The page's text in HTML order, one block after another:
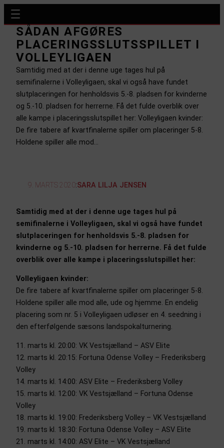
SÅDAN AFGØRES
PLACERINGSSLUTSSPILLET I
VOLLEYLIGAEN
Samtidig med at der i denne uge tages hul på
semifinalerne i Volleyligaen, skal vi også have fundet
slutplaceringen for henholdsvis 5.-8. pladsen for kvinderne
og 5.-10. pladsen for herrerne. Få det fulde overblik over
alle kampe i placeringsslutspillet her: Volleyligaen kvinder:
De fire tabere af kvartfinalerne spiller om placeringer 5-8.
Holdene spiller alle mod…
9. MARTS 2020:SARA LILJA JENSEN
Samtidig med at der i denne uge tages hul på
semifinalerne i Volleyligaen, skal vi også have fundet
slutplaceringen for henholdsvis 5.-8. pladsen for
kvinderne og 5.-10. pladsen for herrerne. Få det fulde
overblik over alle kampe i placeringsslutspillet her:
Volleyligaen kvinder:
De fire tabere af kvartfinalerne spiller om placeringer 5-8.
Holdene spiller alle mod alle, ude og hjemme. En endelig
placering som nr. 5 i Volleyligaen udløser en 4. seedning i
den efterfølgende sæsons landspokalturnering.
11. marts kl. 20:00: VK Vestsjælland – ASV Elite
12. marts kl. 20:15: Fortuna Odense Volley – Frederiksberg
Volley
14. marts kl. 14:00: ASV Elite – Frederiksberg Volley
15. marts kl. 12:00: VK Vestsjælland – Fortuna Odense
Volley
18. marts kl. 19:00: Frederiksberg Volley – VK Vestsjælland
19. marts kl. 18:30: Fortuna Odense Volley – ASV Elite
21. marts kl. 14:00: ASV Elite – VK Vestsjælland